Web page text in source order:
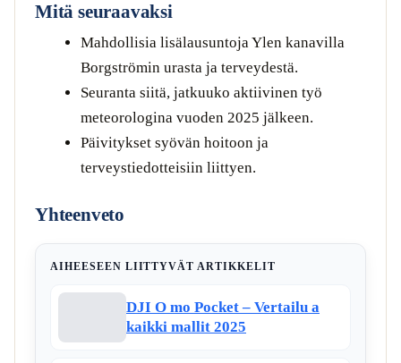
Mitä seuraavaksi
Mahdollisia lisälausuntoja Ylen kanavilla
Borgströmin urasta ja terveydestä.
Seuranta siitä, jatkuuko aktiivinen työ
meteorologina vuoden 2025 jälkeen.
Päivitykset syövän hoitoon ja
terveystiedotteisiin liittyen.
Yhteenveto
AIHEESEEN LIITTYVÄT ARTIKKELIT
DJI O mo Pocket – Vertailu a
kaikki mallit 2025